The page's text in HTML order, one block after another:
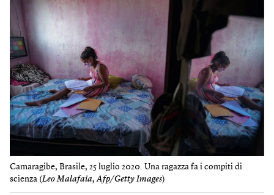
Camaragibe, Brasile, 25 luglio 2020. Una ragazza fa i compiti di
scienza (Leo Malafaia, Afp/Getty Images)